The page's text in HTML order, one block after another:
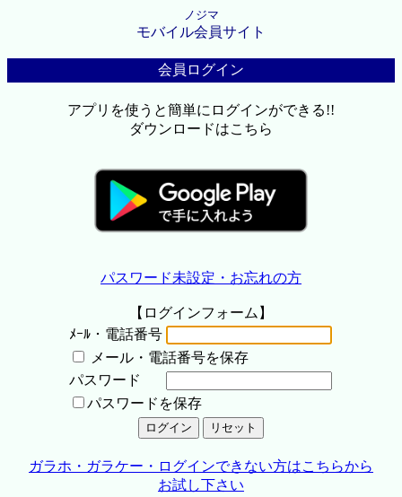
ノジマ
モバイル会員サイト
会員ログイン
アプリを使うと簡単にログインができる!!
ダウンロードはこちら
パスワード未設定・お忘れの方
【ログインフォーム】
ﾒｰﾙ・電話番号
メール・電話番号を保存
パスワード
パスワードを保存
ガラホ・ガラケー・ログインできない方はこちらから
お試し下さい